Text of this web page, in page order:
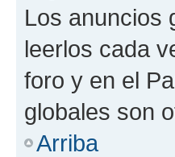
Los anuncios
leerlos cada
foro y en el
globales son
Arriba